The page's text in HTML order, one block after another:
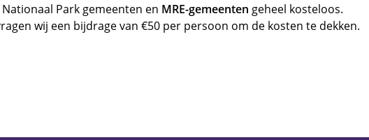
Park gemeenten en MRE-gemeenten geheel kosteloos.
wij een bijdrage van €50 per persoon om de kosten te dekken.